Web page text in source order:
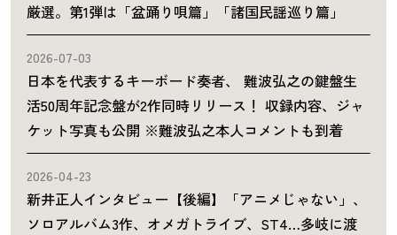
厳選。第1弾は「盆踊り唄篇」「諸国民謡巡り篇」
2026-07-03
日本を代表するキーボード奏者、 難波弘之の鍵盤生
活50周年記念盤が2作同時リリース！ 収録内容、ジャ
ケット写真も公開 ※難波弘之本人コメントも到着
2026-04-23
新井正人インタビュー【後編】「アニメじゃない」、
ソロアルバム3作、オメガトライブ、ST4…多岐に渡